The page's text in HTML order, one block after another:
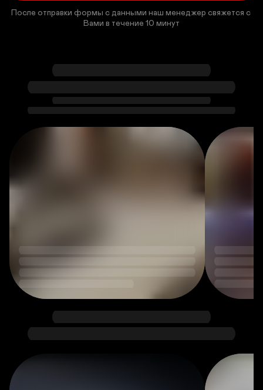
После отправки формы с данными наш менеджер свяжется с
Вами в течение 10 минут